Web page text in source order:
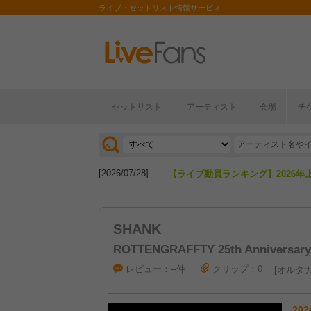
ライブ・セットリスト情報サービス
セットリスト アーティスト 会場 チ
[2026/04/27] 【フェス特集2026】フェス情報は
[2026/07/28] 【ライブ動員ランキング】2026年
SHANK
ROTTENGRAFFTY 25th
レビュー：--件 クリップ：0 オルタ